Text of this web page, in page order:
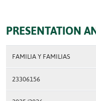
PRESENTATION
FAMILIA Y FAMILIAS
23306156